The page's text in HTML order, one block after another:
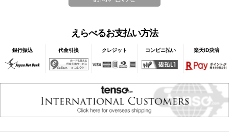
えらべるお支払い方法
銀行振込 代金引換 クレジット コンビニ払い 楽天ID決済